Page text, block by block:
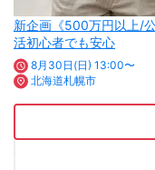
新企画《500万円以上/
活初心者でも安心
8月30日(日) 13:00〜
北海道札幌市